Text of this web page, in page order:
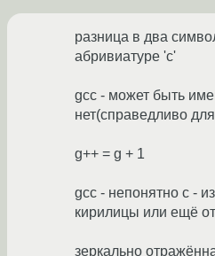
разница в два
абривиатуре 'c'
gcc - может быть
нет(справедливо
g++ = g + 1
gcc - непонятно с -
кирилицы или ещё
зеркально